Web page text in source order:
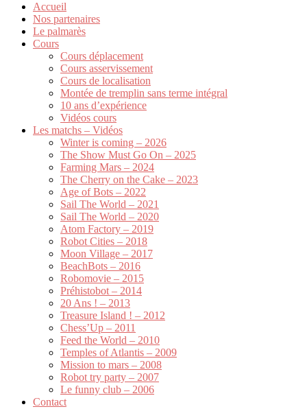
Accueil
Nos partenaires
Le palmarès
Cours
Cours déplacement
Cours asservissement
Cours de localisation
Montée de tremplin sans terme intégral
10 ans d’expérience
Vidéos cours
Les matchs – Vidéos
Winter is coming – 2026
The Show Must Go On – 2025
Farming Mars – 2024
The Cherry on the Cake – 2023
Age of Bots – 2022
Sail The World – 2021
Sail The World – 2020
Atom Factory – 2019
Robot Cities – 2018
Moon Village – 2017
BeachBots – 2016
Robomovie – 2015
Préhistobot – 2014
20 Ans ! – 2013
Treasure Island ! – 2012
Chess’Up – 2011
Feed the World – 2010
Temples of Atlantis – 2009
Mission to mars – 2008
Robot try party – 2007
Le funny club – 2006
Contact